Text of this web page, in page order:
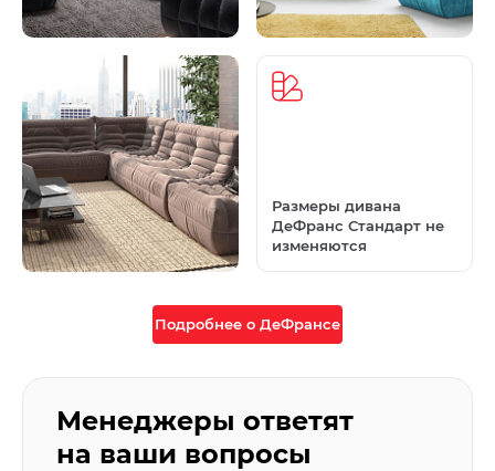
Размеры дивана
ДеФранс Стандарт не
изменяются
Подробнее о ДеФрансе
Менеджеры ответят
на ваши вопросы